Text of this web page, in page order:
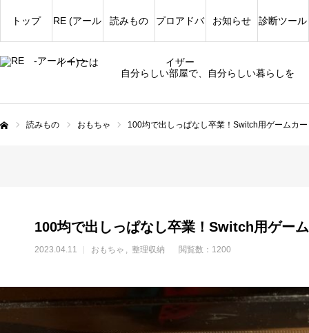
自分らしい部屋で、自分らしい暮らしを
トップ RE (アール
イー)とは
読みもの プロアドバ
イザー
お知らせ 診断ツール
読みもの おもちゃ 100均で出しっぱなし卒業！Switch用ゲームカ
100均で出しっぱなし卒業！Switch用ゲー
2023.04.11 おもちゃ 整理収納 閲覧数：1200